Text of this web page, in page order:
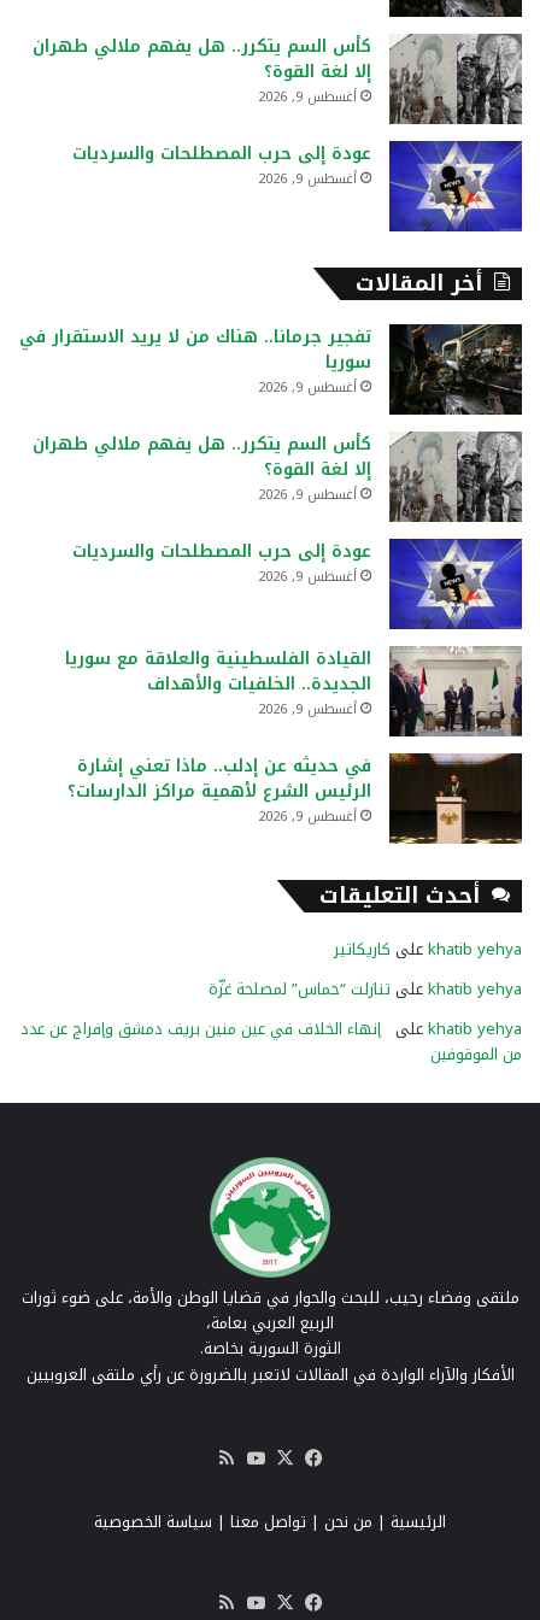
كأس السم يتكرر.. هل يفهم ملالي طهران
إلا لغة القوة؟
أغسطس 9, 2026
عودة إلى حرب المصطلحات والسرديات
أغسطس 9, 2026
أخر المقالات
تفجير جرمانا.. هناك من لا يريد الاستقرار في
سوريا
أغسطس 9, 2026
كأس السم يتكرر.. هل يفهم ملالي طهران
إلا لغة القوة؟
أغسطس 9, 2026
عودة إلى حرب المصطلحات والسرديات
أغسطس 9, 2026
القيادة الفلسطينية والعلاقة مع سوريا
الجديدة.. الخلفيات والأهداف
أغسطس 9, 2026
في حديثه عن إدلب.. ماذا تعني إشارة
الرئيس الشرع لأهمية مراكز الدارسات؟
أغسطس 9, 2026
أحدث التعليقات
khatib yehyaعلى كاريكاتير
khatib yehyaعلى تنازلت “حماس” لمصلحة غزّة
khatib yehyaعلى إنهاء الخلاف في عين منين بريف دمشق وإفراج عن عدد
من الموقوفين
ملتقى وفضاء رحيب، للبحث والحوار في قضايا الوطن والأمة، على ضوء ثورات
الربيع العربي بعامة،
الثورة السورية بخاصة.
الأفكار والآراء الواردة في المقالات لاتعبر بالضرورة عن رأي ملتقى العروبيين
فيسبوك
‫X
‫YouTube
RSS
الرئيسية | من نحن | تواصل معنا | سياسة الخصوصية
فيسبوك
‫X
‫YouTube